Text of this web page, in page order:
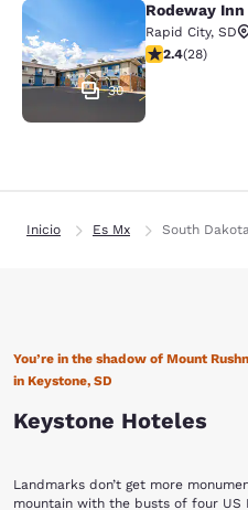
Rodeway Inn
30
Rodeway
Rapid City, SD
calificación de
2.4(28)
Inicio Es Mx South
You’re in the shadow of Mount
in Keystone, SD
Keystone Hoteles
Landmarks don’t get more
mountain with the busts of four US